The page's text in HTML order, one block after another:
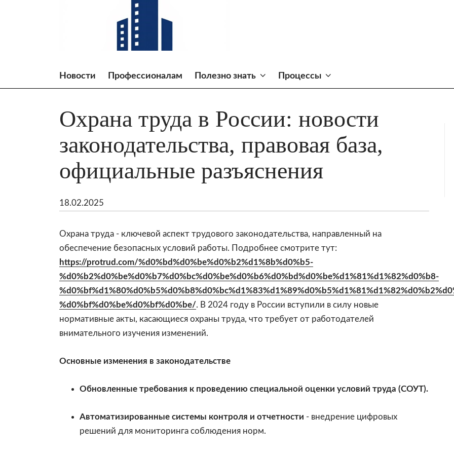
Новости Профессионалам Полезно знать Процессы
Охрана труда в России: новости
законодательства, правовая база,
официальные разъяснения
18.02.2025
Охрана труда - ключевой аспект трудового законодательства, направленный на
обеспечение безопасных условий работы. Подробнее смотрите тут:
https://protrud.com/%d0%bd%d0%be%d0%b2%d1%8b%d0%b5-
%d0%b2%d0%be%d0%b7%d0%bc%d0%be%d0%b6%d0%bd%d0%be%d1%81%d1%82%d0%b8-
%d0%bf%d0%be%d0%bf%d0%be/. В 2024 году в России вступили в силу новые
нормативные акты, касающиеся охраны труда, что требует от работодателей
внимательного изучения изменений.
Основные изменения в законодательстве
Обновленные требования к проведению специальной оценки условий труда (СОУТ).
Автоматизированные системы контроля и отчетности - внедрение цифровых
решений для мониторинга соблюдения норм.